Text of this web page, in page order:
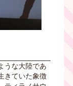
うな大陸であ
きていた象徴